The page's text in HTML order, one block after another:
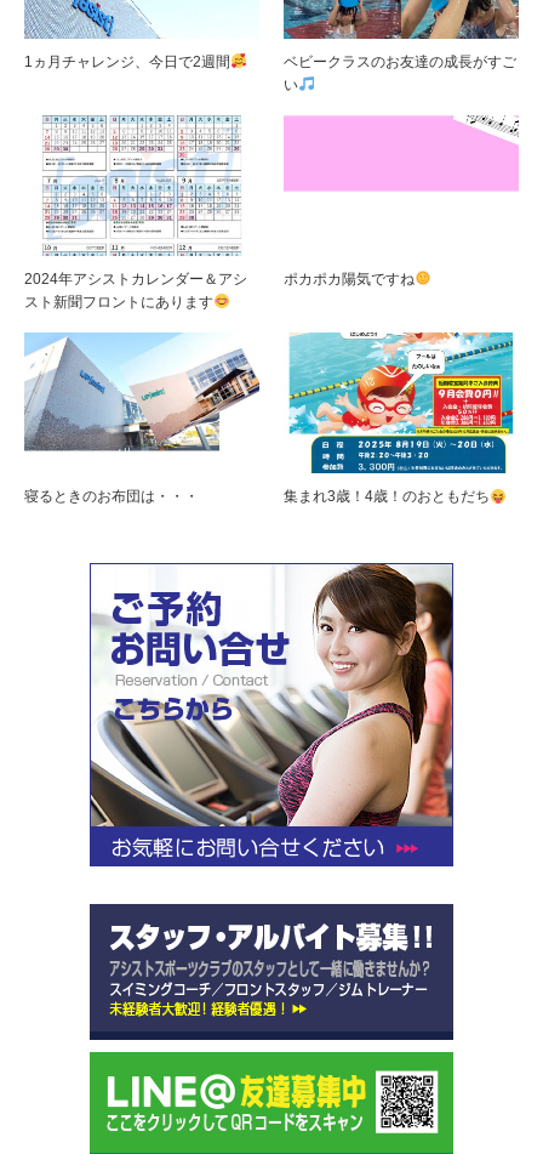
1ヵ月チャレンジ、今日で2週間
ベビークラスのお友達の成長がすご
い
2024年アシストカレンダー＆アシ
スト新聞フロントにあります
ポカポカ陽気ですね
寝るときのお布団は・・・ 集まれ3歳！4歳！のおともだち